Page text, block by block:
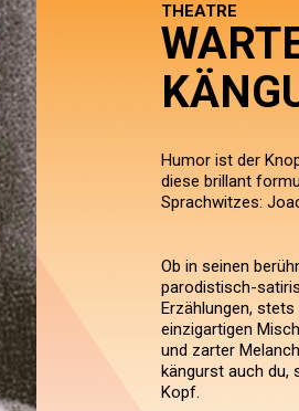
THEATRE
Humor ist der
diese brillant
Sprachwitzes:
Ob in seinen
parodistisch-
Erzählungen,
einzigartigen
und zarter
kängurst auch du,
Kopf.